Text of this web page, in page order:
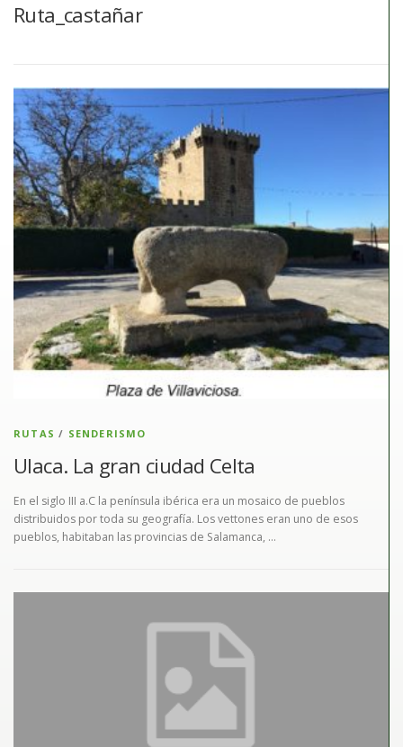
Ruta_castañar
RUTAS / SENDERISMO
Ulaca. La gran ciudad Celta
En el siglo III a.C la península ibérica era un mosaico de pueblos
distribuidos por toda su geografía. Los vettones eran uno de esos
pueblos, habitaban las provincias de Salamanca, …